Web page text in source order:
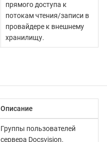
прямого доступа к
потокам чтения/записи в
провайдере к внешнему
хранилищу.
Описание
Группы пользователей
сервера Docsvision.